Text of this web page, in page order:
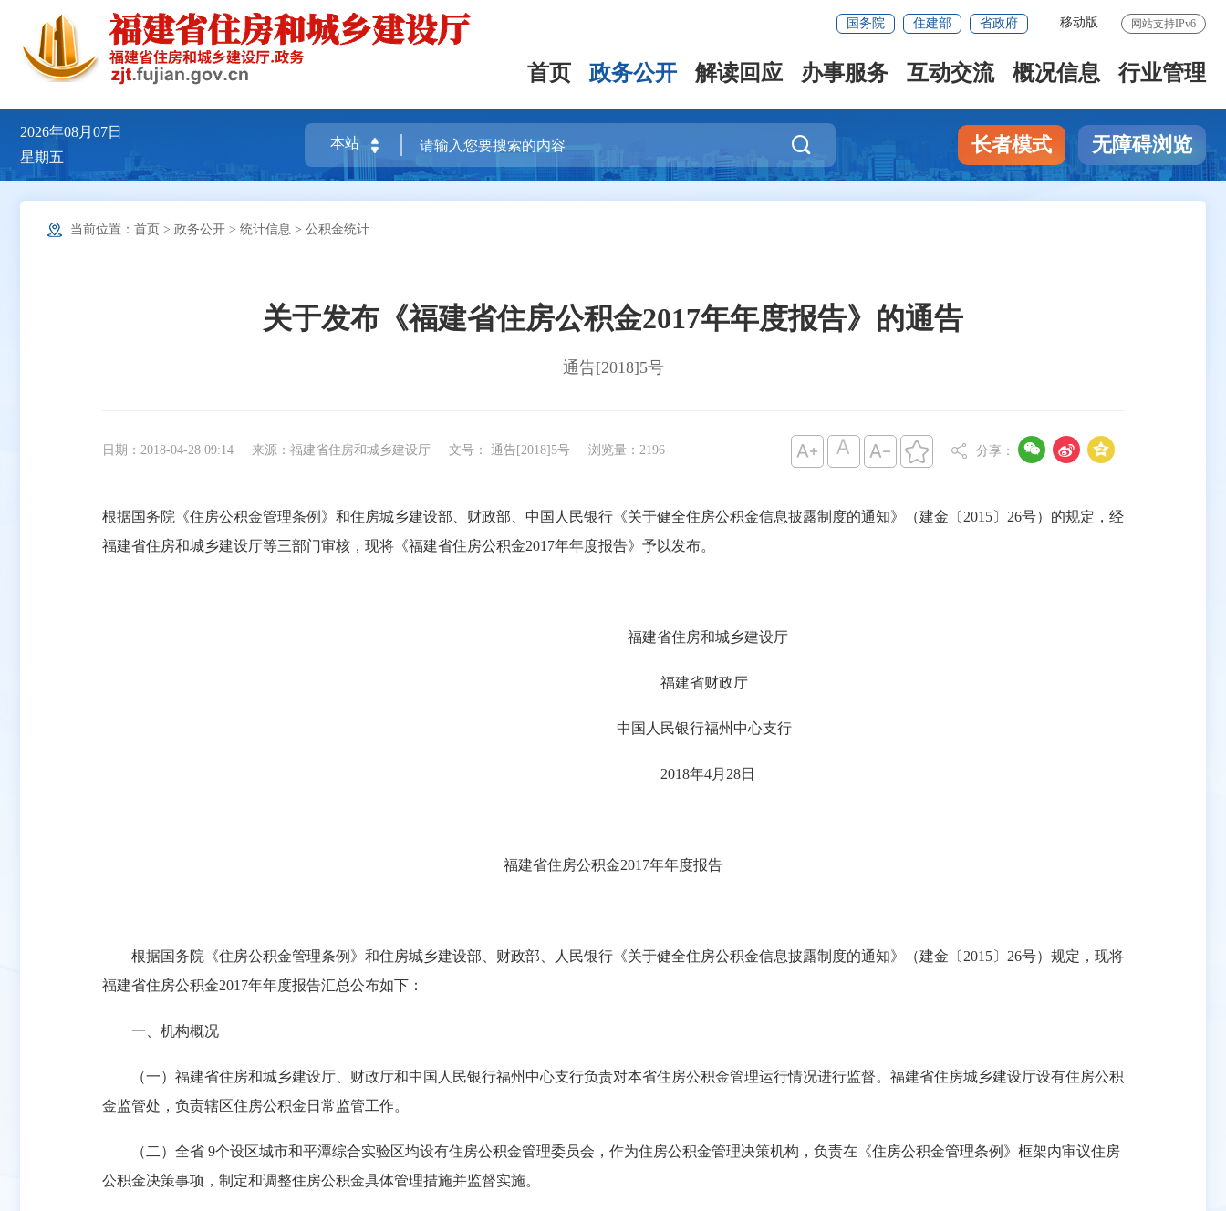
网站支持IPv6
移动版
国务院 住建部 省政府
首页 政务公开 解读回应 办事服务 互动交流 概况信息 行业管理
2026年08月07日
星期五
 长者模式 无障碍浏览
当前位置： 首页 > 政务公开 > 统计信息 > 公积金统计
关于发布《福建省住房公积金2017年年度报告》的通告
通告[2018]5号
日期：2018-04-28 09:14 来源：福建省住房和城乡建设厅 文号： 通告[2018]5号 浏览量： 2196     分享：   
根据国务院《住房公积金管理条例》和住房城乡建设部、财政部、中国人民银行《关于健全住房公积金信息披露制度的通知》（建金〔2015〕26号）的规定，经
福建省住房和城乡建设厅等三部门审核，现将《福建省住房公积金2017年年度报告》予以发布。
福建省住房和城乡建设厅
福建省财政厅
中国人民银行福州中心支行
2018年4月28日
福建省住房公积金2017年年度报告
根据国务院《住房公积金管理条例》和住房城乡建设部、财政部、人民银行《关于健全住房公积金信息披露制度的通知》（建金〔2015〕26号）规定，现将
福建省住房公积金2017年年度报告汇总公布如下：
一、机构概况
（一）福建省住房和城乡建设厅、财政厅和中国人民银行福州中心支行负责对本省住房公积金管理运行情况进行监督。福建省住房城乡建设厅设有住房公积
金监管处，负责辖区住房公积金日常监管工作。
（二）全省 9个设区城市和平潭综合实验区均设有住房公积金管理委员会，作为住房公积金管理决策机构，负责在《住房公积金管理条例》框架内审议住房
公积金决策事项，制定和调整住房公积金具体管理措施并监督实施。